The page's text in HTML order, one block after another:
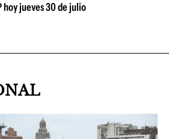
hoy jueves 30 de julio